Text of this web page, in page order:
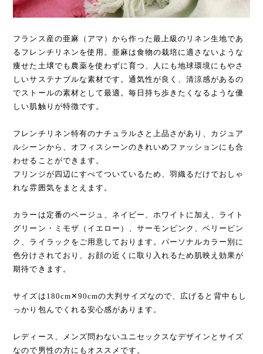
フランス産の亜麻（アマ）から作った最上級のリネン生地であ
るフレンチリネンを使用。亜麻は食物の栽培に適さないような
痩せた土壌でも農薬を使わずに育つ、人にも地球環境にもやさ
しいサステナブルな素材です。通気性が良く、清涼感があるの
でストールの素材として最適。毎日持ち歩きたくなるような優
しい肌触りが特徴です。
フレンチリネン特有のナチュラルさと上品さがあり、カジュア
ルシーンから、オフィスシーンのきれいめファッションにも合
わせることができます。
フリンジが四辺にすべてついているため、羽織るだけでおしゃ
れな雰囲気をまとえます。
カラーは定番のベージュ、ネイビー、ホワイトに加え、ライト
グリーン・ミモザ（イエロー）、サーモンピンク、ベリーピン
ク、ライラックをご用意しております。パーソナルカラー別に
色分けされており、お顔の近くに取り入れるため肌映え効果が
期待できます。
サイズは180cm✕90cmの大判サイズなので、広げると背中もし
っかり包んでくれる安心感があります。
レディース、メンズ問わないユニセックスなデザインとサイズ
なので男性の方にもオススメです。